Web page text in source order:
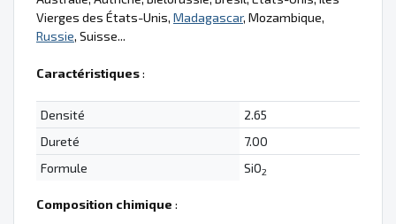
Vierges des États-Unis, Madagascar, Mozambique,
Russie, Suisse...
Caractéristiques:
Densité
2.65
Dureté
7.00
Formule
SiO2
Composition chimique :